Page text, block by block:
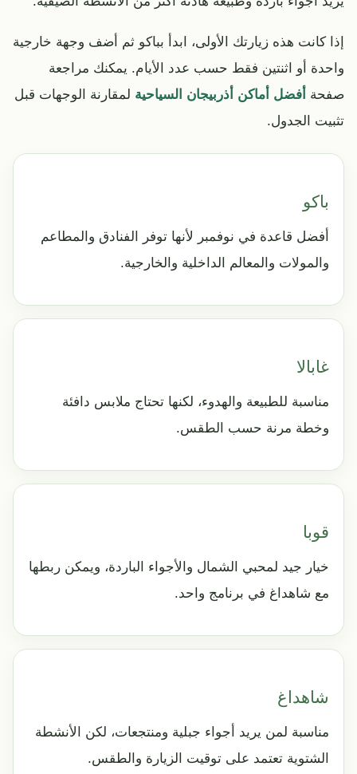
إذا كانت هذه زيارتك الأولى، ابدأ بباكو ثم أضف وجهة خارجية
واحدة أو اثنتين فقط حسب عدد الأيام. يمكنك مراجعة
صفحة أفضل أماكن أذربيجان السياحية لمقارنة الوجهات قبل
تثبيت الجدول.
باكو
أفضل قاعدة في نوفمبر لأنها توفر الفنادق والمطاعم
والمولات والمعالم الداخلية والخارجية.
غابالا
مناسبة للطبيعة والهدوء، لكنها تحتاج ملابس دافئة
وخطة مرنة حسب الطقس.
قوبا
خيار جيد لمحبي الشمال والأجواء الباردة، ويمكن ربطها
مع شاهداغ في برنامج واحد.
شاهداغ
مناسبة لمن يريد أجواء جبلية ومنتجعات، لكن الأنشطة
الشتوية تعتمد على توقيت الزيارة والطقس.